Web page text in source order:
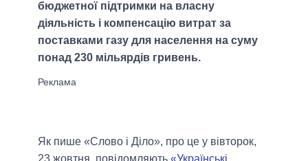
бюджетної підтримки на власну
діяльність і компенсацію витрат за
поставками газу для населення на суму
понад 230 мільярдів гривень.
Як пише «Слово і Діло», про це у вівторок,
23 жовтня, повідомляють «Українські